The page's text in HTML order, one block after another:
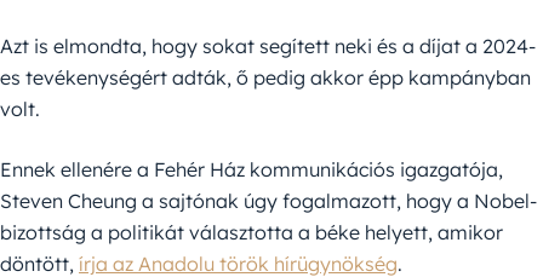
Azt is elmondta, hogy sokat segített neki és a díjat a 2024-
es tevékenységért adták, ő pedig akkor épp kampányban
volt.
Ennek ellenére a Fehér Ház kommunikációs igazgatója,
Steven Cheung a sajtónak úgy fogalmazott, hogy a Nobel-
bizottság a politikát választotta a béke helyett, amikor
döntött, írja az Anadolu török hírügynökség.